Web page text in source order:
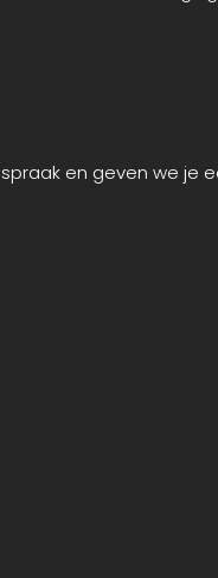
en geven we je